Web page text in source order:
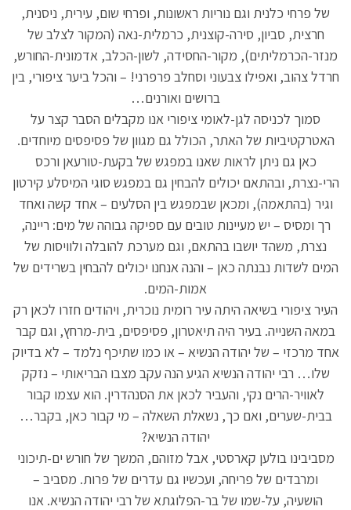
של פרחי כלנית וגם נוריות ראשונות, ופרחי שום, עירית, ניסנית,
חרצית, סביון, סירה-קוצנית, כרמלית-נאה (המקור לצלב של
מנזר-הכרמליתים), מקור-החסידה, לשון-הכלב, אדמונית-החורש,
חרדל צהוב, ואפילו צבעוני וסחלב פרפרני! – והכל ביער ציפורי, בין
ברושים ואורנים…
סמוך לכניסה לגן-לאומי ציפורי אנו מקבלים הסבר קצר על
האטרקטיביות של האתר, הכולל גם מגוון של פסיפסים מיוחדים.
כאן גם ניתן לראות שאנו במפגש של בקעת-טורעאן ורכס
הרי-נצרת, ובהתאם יכולים להבחין גם במפגש סוגי המיסלע קירטון
וגיר (בהתאמה), ומכאן שבמפגש בין הסלעים – אחד קשה ואחד
רך ומסיס – יש מעיינות טובים עם ספיקה גבוהה של מים: ריינה,
נצרת, משהד יושבו בהתאם, וגם מערכת להובלה ולוויסות של
המים לשדות נבנתה כאן – והנה אנחנו יכולים להבחין בשרידים של
אמות-המים.
העיר ציפורי בשיאה היתה עיר רומית נוכרית, ויהודים חזרו לכאן רק
במאה השנייה. בעיר היה תיאטרון, פסיפסים, בית-מרחץ, וגם קבר
אחד מרכזי – של יהודה הנשיא – או כמו שתיכף נלמד – לא בדיוק
שלו… רבי יהודה הנשיא הגיע הנה עקב מצבו הבריאותי – נזקק
לאוויר-הרים נקי, והעביר לכאן את הסנהדרין. הוא עצמו קבור
בבית-שערים, ואם כך, נשאלת השאלה – מי קבור כאן, בקבר…
יהודה הנשיא?
מסביבינו בולען קארסטי, אבל מזוהם, המשך של חורש ים-תיכוני
ומרבדים של פריחה, ועכשיו גם עדרים של פרות. מסביב –
הושעיה, על-שמו של בר-הפלוגתא של רבי יהודה הנשיא. אנו